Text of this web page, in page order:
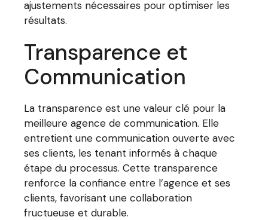
ajustements nécessaires pour optimiser les
résultats.
Transparence et
Communication
La transparence est une valeur clé pour la
meilleure agence de communication. Elle
entretient une communication ouverte avec
ses clients, les tenant informés à chaque
étape du processus. Cette transparence
renforce la confiance entre l’agence et ses
clients, favorisant une collaboration
fructueuse et durable.